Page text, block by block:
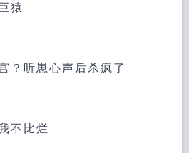
猿
？听崽心声后杀疯了
不比烂